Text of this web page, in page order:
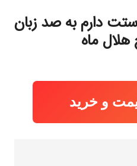
دارم به صد زبان
هلال ماه
و خرید